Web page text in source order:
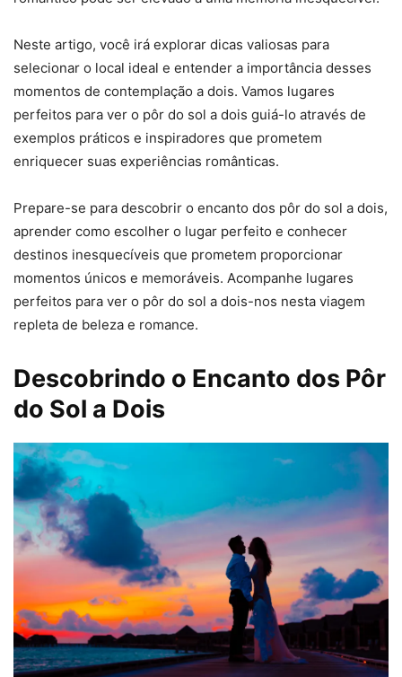
Neste artigo, você irá explorar dicas valiosas para
selecionar o local ideal e entender a importância desses
momentos de contemplação a dois. Vamos lugares
perfeitos para ver o pôr do sol a dois guiá-lo através de
exemplos práticos e inspiradores que prometem
enriquecer suas experiências românticas.
Prepare-se para descobrir o encanto dos pôr do sol a dois,
aprender como escolher o lugar perfeito e conhecer
destinos inesquecíveis que prometem proporcionar
momentos únicos e memoráveis. Acompanhe lugares
perfeitos para ver o pôr do sol a dois-nos nesta viagem
repleta de beleza e romance.
Descobrindo o Encanto dos Pôr
do Sol a Dois